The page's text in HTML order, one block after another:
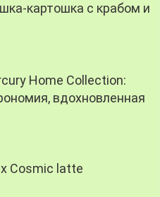
картошка с крабом и
Home Collection:
вдохновленная
Cosmic latte